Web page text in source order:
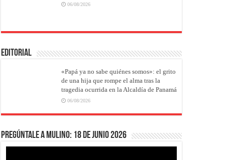
06/08/2026
EDITORIAL
«Papá ya no sabe quiénes somos»: el grito
de una hija que rompe el alma tras la
tragedia ocurrida en la Alcaldía de Panamá
06/08/2026
Pregúntale a Mulino: 18 de junio 2026